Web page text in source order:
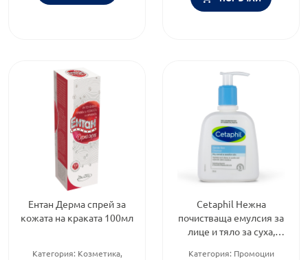
Ентан Дерма спрей за
кожата на краката 100мл
Категория: Козметика,
Cetaphil Нежна
почистваща емулсия за
лице и тяло за суха,
Категория: Промоции